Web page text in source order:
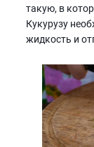
такую, в
Кукурузу
жидкость и